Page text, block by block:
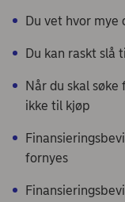
Du vet hvor
Du kan raskt slå
Når du skal
ikke til kjøp
fornyes